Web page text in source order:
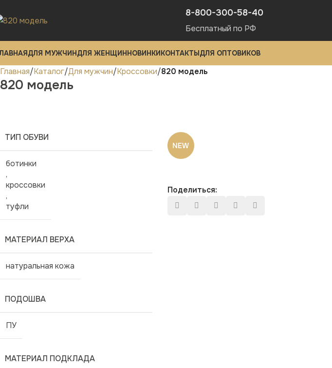
8-800-300-58-40
Бесплатный по РФ
ДЛЯ МУЖЧИНДЛЯ ЖЕНЩИННОВИНКИКОНТАКТЫДЛЯ ОПТОВИКОВ
Главная Каталог Для мужчин Кроссовки 820 модель
820 модель
ТИП ОБУВИ
ботинки
,
кроссовки
,
туфли
МАТЕРИАЛ ВЕРХА
натуральная кожа
ПОДОШВА
ПУ
МАТЕРИАЛ ПОДКЛАДА
NEW
Поделиться: